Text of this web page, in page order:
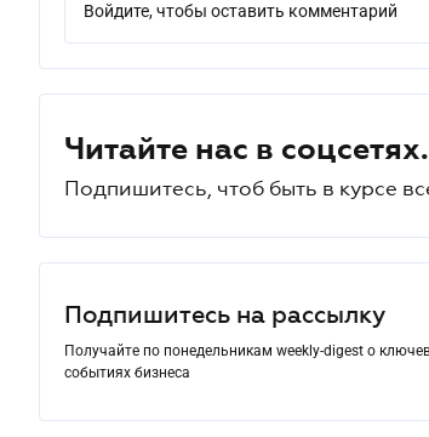
Войдите, чтобы оставить комментарий
Читайте нас в соцсетях.
Подпишитесь, чтоб быть в курсе
Подпишитесь на рассылку
Получайте по понедельникам weekly-digest о
событиях бизнеса